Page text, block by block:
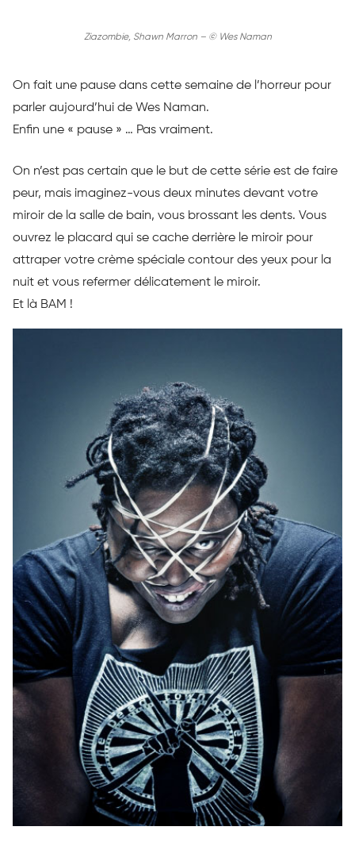
Ziazombie, Shawn Marron – © Wes Naman
On fait une pause dans cette semaine de l’horreur pour
parler aujourd’hui de Wes Naman.
Enfin une « pause » … Pas vraiment.
On n’est pas certain que le but de cette série est de faire
peur, mais imaginez-vous deux minutes devant votre
miroir de la salle de bain, vous brossant les dents. Vous
ouvrez le placard qui se cache derrière le miroir pour
attraper votre crème spéciale contour des yeux pour la
nuit et vous refermer délicatement le miroir.
Et là BAM !